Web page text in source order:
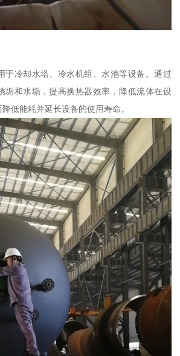
于冷却水塔、冷水机组、水池等设备。通过
垢和水垢，提高换热器效率，降低流体在设
低能耗并延长设备的使用寿命。